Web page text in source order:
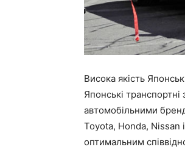
Висока якість
Японські
автомобільними
Toyota, Honda, Nissan
оптимальним